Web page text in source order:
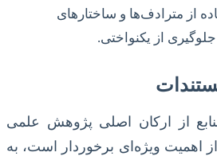
از مترادف‌ها و ساختارهای
از یکنواختی.
از ارکان اصلی پژوهش علمی
اهمیت ویژه‌ای برخوردار است، به